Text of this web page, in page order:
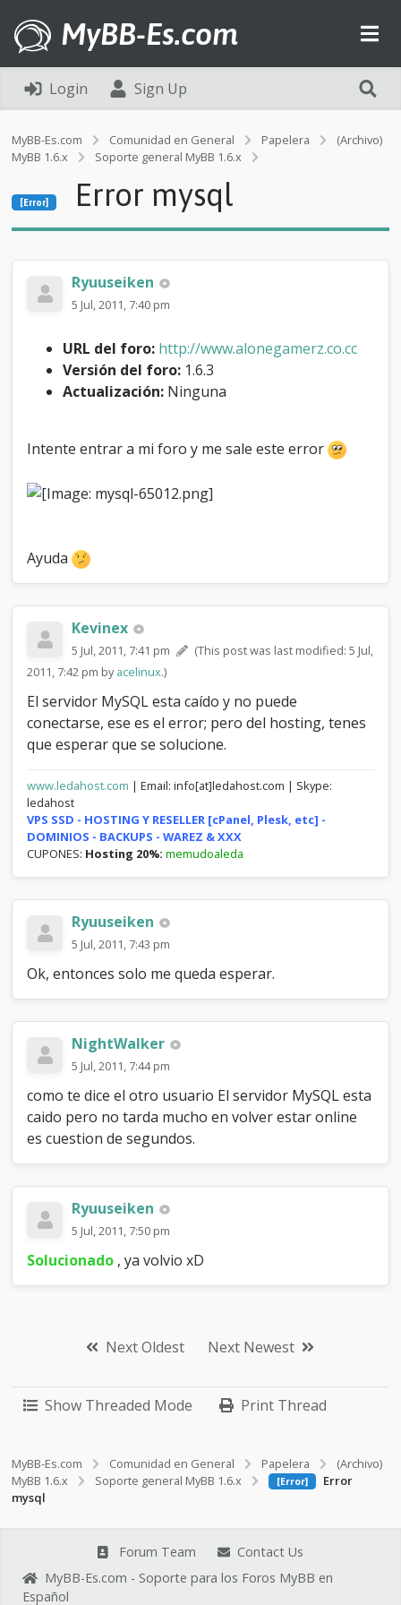
MyBB-Es.com
Login Sign Up
MyBB-Es.com Comunidad en General Papelera
(Archivo)
MyBB 1.6.x
Soporte general MyBB 1.6.x
r
r
l
[Error] Error mysql
Ryuuseiken
5 Jul, 2011, 7:40 pm
URL del foro: http://www.alonegamerz.co.cc
Versión del foro: 1.6.3
Actualización: Ninguna
Intente entrar a mi foro y me sale este error
Ayuda
Kevinex
5 Jul, 2011, 7:41 pm
(This post was last modified: 5 Jul,
2011, 7:42 pm byacelinux.)
El servidor MySQL esta caído y no puede
conectarse, ese es el error; pero del hosting, tenes
que esperar que se solucione.
www.ledahost.com | Email: info[at]ledahost.com | Skype:
ledahost
VPS SSD - HOSTING Y RESELLER [cPanel, Plesk, etc] -
DOMINIOS - BACKUPS - WAREZ & XXX
CUPONES: Hosting 20%: memudoaleda
Ryuuseiken
5 Jul, 2011, 7:43 pm
Ok, entonces solo me queda esperar.
NightWalker
5 Jul, 2011, 7:44 pm
como te dice el otro usuario El servidor MySQL esta
caido pero no tarda mucho en volver estar online
es cuestion de segundos.
Ryuuseiken
5 Jul, 2011, 7:50 pm
Solucionado , ya volvio xD
Next Oldest Next Newest
Show Threaded Mode Print Thread
MyBB-Es.com Comunidad en General Papelera
(Archivo)
MyBB 1.6.x
Soporte general MyBB 1.6.x [Error]
Error
mysql
Forum Team
Contact Us
MyBB-Es.com - Soporte para los Foros MyBB en
Español